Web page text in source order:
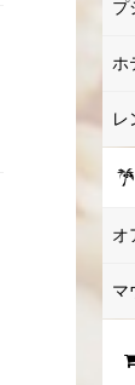
プ
ホ
レ
オ
マ